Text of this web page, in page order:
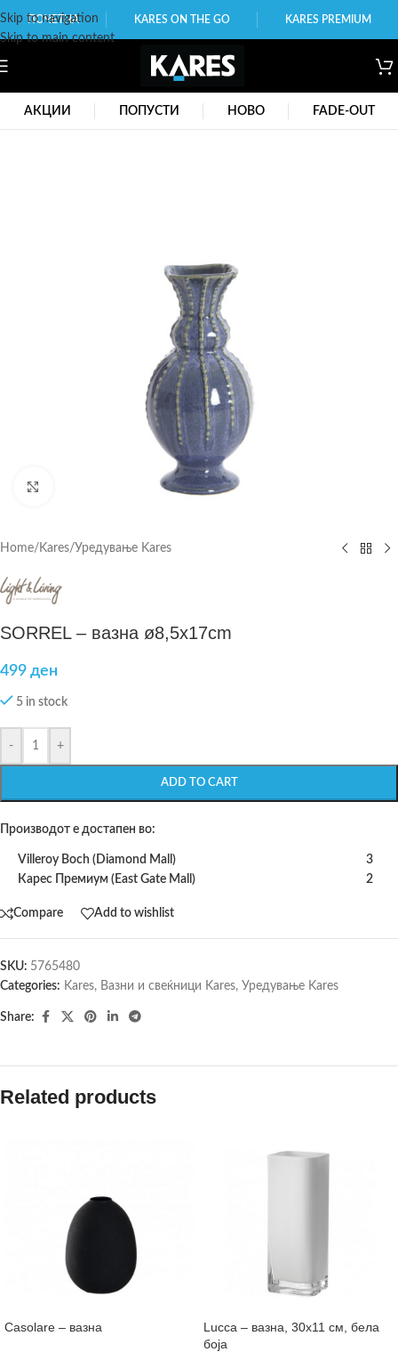
Skip to navigation
Skip to main content
ПОЧЕТНА KARES ON THE GO KARES PREMIUM
АКЦИИ ПОПУСТИ НОВО FADE-OUT
Home/ Kares/Уредување Kares
SORREL – вазна ø8,5x17cm
499 ден
5 in stock
- +
ADD TO CART
Производот е достапен во:
Villeroy Boch (Diamond Mall)
3
Карес Премиум (East Gate Mall)
2
Compare Add to wishlist
SKU: 5765480
Categories: Kares, Вазни и свеќници Kares, Уредување Kares
Share:
Related products
Casolare – вазна
Lucca – вазна, 30х11 см, бела
боја